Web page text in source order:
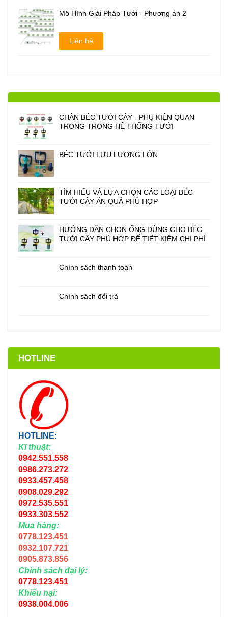
Mô Hình Giải Pháp Tưới - Phương án 2
Liên hệ
CHÂN BÉC TƯỚI CÂY - PHỤ KIỆN QUAN
TRONG TRONG HỆ THỐNG TƯỚI
BÉC TƯỚI LƯU LƯỢNG LỚN
TÌM HIỂU VÀ LỰA CHỌN CÁC LOẠI BÉC
TƯỚI CÂY ĂN QUẢ PHÙ HỢP
HƯỚNG DẪN CHỌN ỐNG DÙNG CHO BÉC
TƯỚI CÂY PHÙ HỢP ĐỂ TIẾT KIỆM CHI PHÍ
Chính sách thanh toán
Chính sách đổi trả
HOTLINE
HOTLINE:
Kĩ thuật:
0942.551.558
0986.273.272
0933.457.458
0908.029.292
0972.535.551
0933.303.552
Mua hàng:
0778.123.451
0932.107.721
0905.873.856
Chính sách đại lý:
0778.123.451
Khiếu nại:
0938.004.006